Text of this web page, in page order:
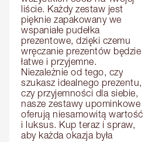
liście. Każdy zestaw jest
pięknie zapakowany we
wspaniałe pudełka
prezentowe, dzięki czemu
wręczanie prezentów będzie
łatwe i przyjemne.
Niezależnie od tego, czy
szukasz idealnego prezentu,
czy przyjemności dla siebie,
nasze zestawy upominkowe
oferują niesamowitą wartość
i luksus. Kup teraz i spraw,
aby każda okazja była